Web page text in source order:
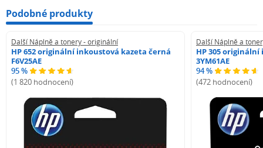
Podobné produkty
Další Náplně a tonery - originální
HP 652 originální inkoustová kazeta černá
F6V25AE
95 %
(1 820 hodnocení)
Další Náplně a
HP 305
3YM61AE
94 %
(472 hodnocení)